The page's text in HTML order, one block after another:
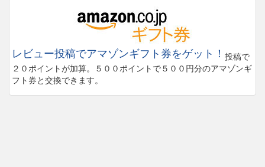
レビュー投稿でアマゾンギフト券をゲット！ 投稿で
２０ポイントが加算。５００ポイントで５００円分のアマゾンギ
フト券と交換できます。